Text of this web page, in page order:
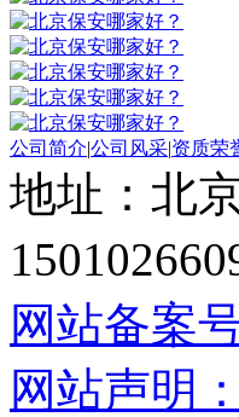
公司简介|公司风采|资质荣
地址：北
网站备案
网站声明